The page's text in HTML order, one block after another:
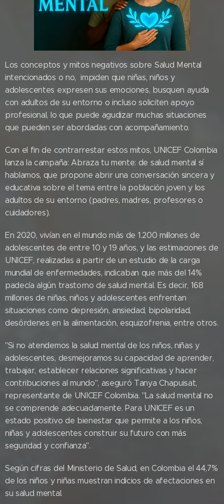
Los conceptos y mitos negativos sobre Salud Mental
intencionados o no, impiden que niñas, niños y
adolescentes expresen sus emociones, busquen ayuda
con adultos de su entorno o incluso soliciten apoyo
profesional, lo que puede agudizar muchas situaciones
que pueden ser abordadas con acompañamiento.
Con el fin de contrarrestar estos mitos, UNICEF Colombia
lanza la campaña: Abraza tu mente: de salud mental sí
hablamos, que propone abrir una conversación sincera y
educativa sobre el tema entre la población joven y los
adultos de su entorno (padres, madres, profesores o
cuidadores).
En 2020, vivían en el mundo más de 1.200 millones de
adolescentes de entre 10 y 19 años, y las estimaciones de
UNICEF, realizadas a partir de un estudio de la carga
mundial de enfermedades, indicaban que más del 14%
padecía algún trastorno de salud mental. Es decir, 168
millones de niñas, niños y adolescentes enfrentan
situaciones como depresión, ansiedad, bipolaridad,
desórdenes en la alimentación, esquizofrenia, entre otros.
"Si no atendemos la salud mental de los niños, niñas y
adolescentes, desmejoramos su capacidad de aprender,
trabajar, establecer relaciones significativas y hacer
contribuciones al mundo", aseguró Tanya Chapuisat,
representante de UNICEF Colombia. "La salud mental no
se comprende adecuadamente. Para UNICEF es un
estado positivo de bienestar que permite a los niños,
niñas y adolescentes construir su futuro con más
seguridad y confianza".
Según cifras del Ministerio de Salud, en Colombia el 44,7%
de los niños y niñas muestran indicios de afectaciones en
su salud mental.